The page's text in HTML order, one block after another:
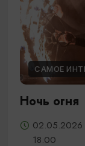
САМОЕ
Ночь огня
02.05.2026
18:00